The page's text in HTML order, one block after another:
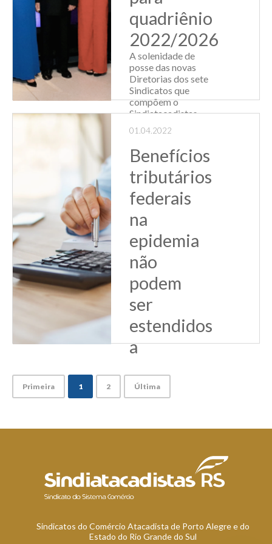
Leia Mais
quadriênio
2022/2026
A solenidade de
posse das novas
Diretorias dos sete
Sindicatos que
compõem o
Sindiatacadistas-
RS para o
quadriênio
2022/2026 foi
realizada no dia 23
de março às 18h na
nova sede da
FECOMÉRCIO-
RS, em P...
Leia Mais
01.04.2022
Benefícios
tributários
federais
na
epidemia
não
podem
ser
estendidos
a
Sem lei específica
do próprio estado,
tributos estaduais
tributos federais
ou do Simples
Nacional, ou
benefícios con...
Primeira 1 2 Última
Sindicatos do Comércio Atacadista de Porto Alegre e do
Estado do Rio Grande do Sul